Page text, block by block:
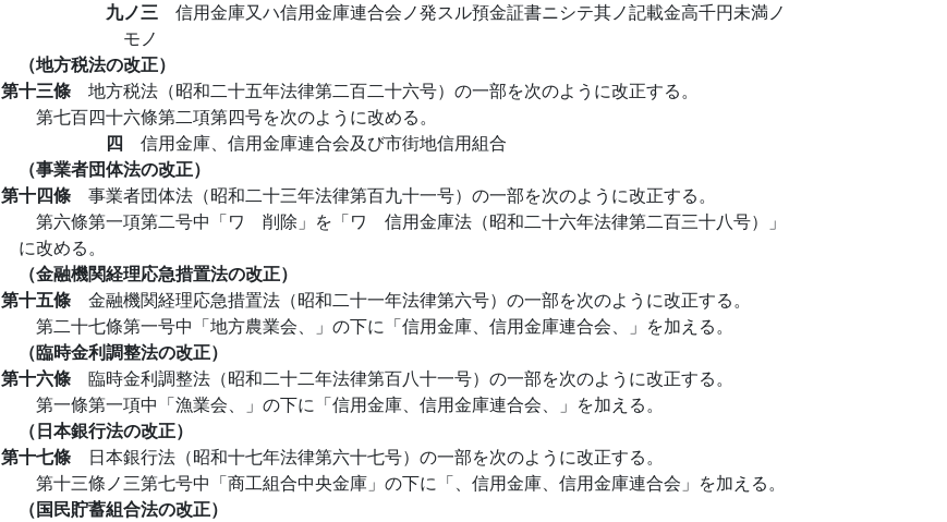
九ノ三 信用金庫又ハ信用金庫連合会ノ発スル預金証書ニシテ其ノ記載金高千円未満ノ
モノ
（地方税法の改正）
第十三條 地方税法（昭和二十五年法律第二百二十六号）の一部を次のように改正する。
第七百四十六條第二項第四号を次のように改める。
四 信用金庫、信用金庫連合会及び市街地信用組合
（事業者団体法の改正）
第十四條 事業者団体法（昭和二十三年法律第百九十一号）の一部を次のように改正する。
第六條第一項第二号中「ワ 削除」を「ワ 信用金庫法（昭和二十六年法律第二百三十八号）」
に改める。
（金融機関経理応急措置法の改正）
第十五條 金融機関経理応急措置法（昭和二十一年法律第六号）の一部を次のように改正する。
第二十七條第一号中「地方農業会、」の下に「信用金庫、信用金庫連合会、」を加える。
（臨時金利調整法の改正）
第十六條 臨時金利調整法（昭和二十二年法律第百八十一号）の一部を次のように改正する。
第一條第一項中「漁業会、」の下に「信用金庫、信用金庫連合会、」を加える。
（日本銀行法の改正）
第十七條 日本銀行法（昭和十七年法律第六十七号）の一部を次のように改正する。
第十三條ノ三第七号中「商工組合中央金庫」の下に「、信用金庫、信用金庫連合会」を加える。
（国民貯蓄組合法の改正）